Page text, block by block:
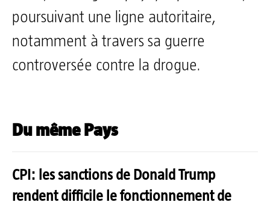
poursuivant une ligne autoritaire,
notamment à travers sa guerre
controversée contre la drogue.
Du même Pays
CPI: les sanctions de Donald Trump
rendent difficile le fonctionnement de